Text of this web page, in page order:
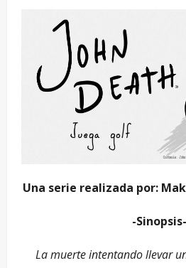
Una serie realizada por:
-Sinopsis-
La muerte intentando llevar